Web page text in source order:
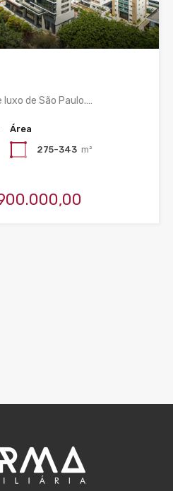
de São Paulo.…
Área
275-343 m²